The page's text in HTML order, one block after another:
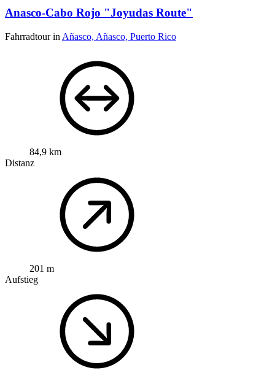
Anasco-Cabo Rojo "Joyudas Route"
Fahrradtour in Añasco, Añasco, Puerto Rico
84,9 km
Distanz
201 m
Aufstieg